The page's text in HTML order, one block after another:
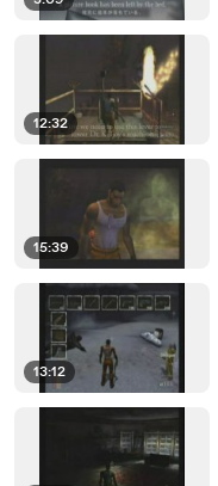
12:32
15:39
13:12